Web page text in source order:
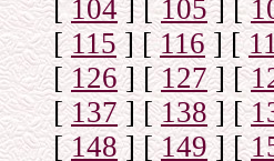
[104] [105] [
[115] [116] [
[126] [127] [
[137] [138] [
[148] [149] [